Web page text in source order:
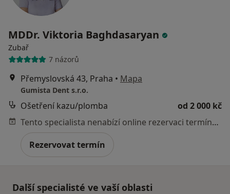
MDDr. Viktoria Baghdasaryan
Zubař
7 názorů
Přemyslovská 43, Praha • Mapa
Gumista Dent s.r.o.
Ošetření kazu/plomba
od 2 000 kč
Tento specialista nenabízí online rezervaci termínu na této adrese.
Rezervovat termín
Další specialisté ve vaší oblasti